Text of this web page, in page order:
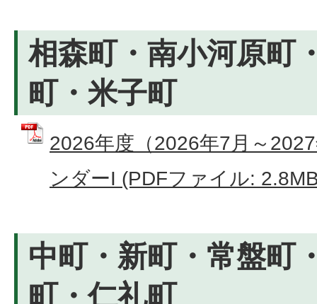
相森町・南小河原町
町・米子町
2026年度（2026年7月～
ンダーI (PDFファイル:
中町・新町・常盤町
町・仁礼町